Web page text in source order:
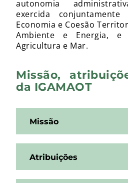
autonomia
exercida
Economia e Coesão
Ambiente e Energia,
Agricultura e Mar.
Missão,
da IGAMAOT
Missão
Atribuições